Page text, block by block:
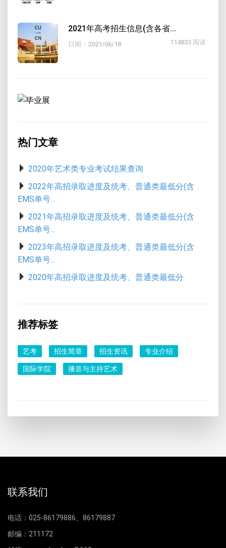
2021年高考招生信息(含各省...
日期：2021/06/18 114833 阅读
热门文章
2020年艺术类专业考试结果查询
2022年高招录取进度及统考、普通类最低分(含
EMS单号...
2021年高招录取进度及统考、普通类最低分(含
EMS单号...
2023年高招录取进度及统考、普通类最低分(含
EMS单号...
2020年高招录取进度及统考、普通类最低分
推荐标签
艺考 招生简章 招生资讯 专业介绍
国际学院 播音与主持艺术
联系我们
电话：025-86179886、86179887
邮编：211172